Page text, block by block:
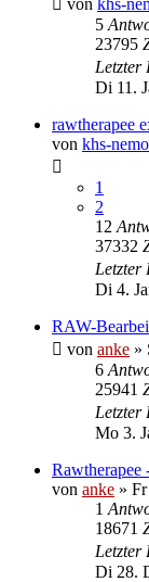
5
23795
Letzter
Di 11.
rawtherapee
von khs-nemo
1
2
12
37332
Letzter
Di 4.
RAW-
von anke »
6
25941
Letzter
Mo 3.
Rawtherapee
von anke »
1
18671
Letzter
Di 28.